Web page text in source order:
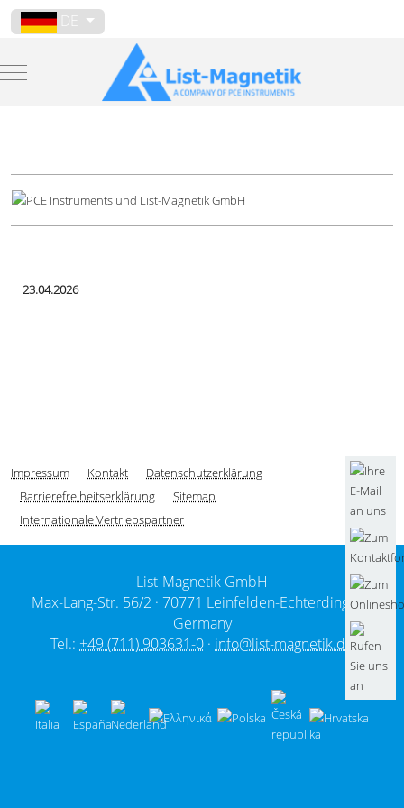
Sprache auswählen
DE
Mobile Menu Toggle
23.04.2026
Impressum Kontakt
Datenschutzerklärung
Barrierefreiheitserklärung
Sitemap
Internationale Vertriebspartner
List-Magnetik GmbH
Max-Lang-Str. 56/2 · 70771 Leinfelden-Echterdingen /
Germany
Tel.: +49 (711) 903631-0 · info@list-magnetik.de